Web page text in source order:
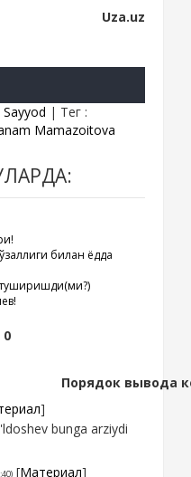
Uza.uz
Sayyod | Тег :
Mamazoitova
билан ёдда
0
Порядок вывода
]
bunga arziydi
[Материал]